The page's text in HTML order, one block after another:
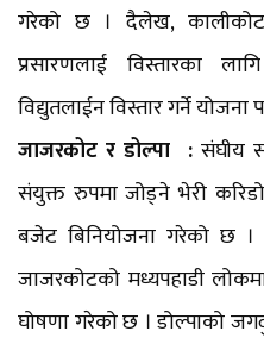
गरेको छ । दैलेख, कालीकोट,
प्रसारणलाई विस्तारका
विद्युतलाईन विस्तार गर्ने
जाजरकोट र डोल्पा :संघीय
संयुक्त रुपमा जोड्ने भेरी
बजेट बिनियोजना गरेको छ
जाजरकोटको मध्यपहाडी
घोषणा गरेको छ । डोल्पाको